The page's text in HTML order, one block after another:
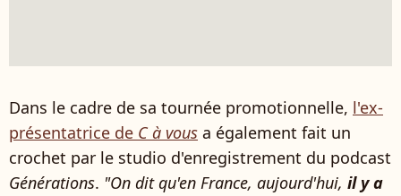
Dans le cadre de sa tournée promotionnelle, l'ex-
présentatrice de C à vous a également fait un
crochet par le studio d'enregistrement du podcast
Générations. "On dit qu'en France, aujourd'hui, il y a